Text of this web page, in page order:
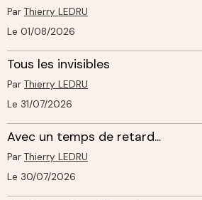
Par Thierry LEDRU
Le 01/08/2026
Tous les invisibles
Par Thierry LEDRU
Le 31/07/2026
Avec un temps de retard...
Par Thierry LEDRU
Le 30/07/2026